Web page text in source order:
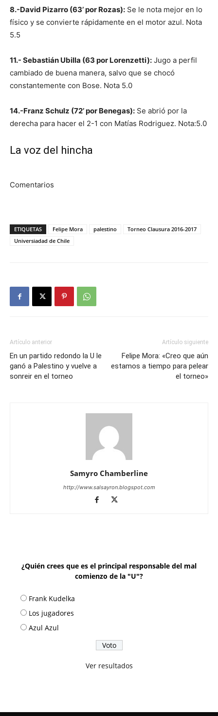
8.-David Pizarro (63’ por Rozas): Se le nota mejor en lo
físico y se convierte rápidamente en el motor azul. Nota
5.5
11.- Sebastián Ubilla (63 por Lorenzetti): Jugo a perfil
cambiado de buena manera, salvo que se chocó
constantemente con Bose. Nota 5.0
14.-Franz Schulz (72’ por Benegas): Se abrió por la
derecha para hacer el 2-1 con Matías Rodriguez. Nota:5.0
La voz del hincha
Comentarios
ETIQUETAS Felipe Mora palestino
Torneo Clausura 2016-2017
Universiadad de Chile
Artículo anterior
En un partido redondo la U le
ganó a Palestino y vuelve a
sonreir en el torneo
Artículo siguiente
Felipe Mora: «Creo que aún
estamos a tiempo para pelear
el torneo»
Samyro Chamberline
http://www.salsayron.blogspot.com
¿Quién crees que es el principal responsable del mal
comienzo de la "U"?
Frank Kudelka
Los jugadores
Azul Azul
Ver resultados